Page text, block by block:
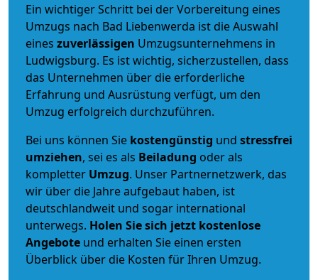
Ein wichtiger Schritt bei der Vorbereitung eines
Umzugs nach Bad Liebenwerda ist die Auswahl
eines zuverlässigen Umzugsunternehmens in
Ludwigsburg. Es ist wichtig, sicherzustellen, dass
das Unternehmen über die erforderliche
Erfahrung und Ausrüstung verfügt, um den
Umzug erfolgreich durchzuführen.
Bei uns können Sie kostengünstig und stressfrei
umziehen, sei es als Beiladung oder als
kompletter Umzug. Unser Partnernetzwerk, das
wir über die Jahre aufgebaut haben, ist
deutschlandweit und sogar international
unterwegs. Holen Sie sich jetzt kostenlose
Angebote und erhalten Sie einen ersten
Überblick über die Kosten für Ihren Umzug.